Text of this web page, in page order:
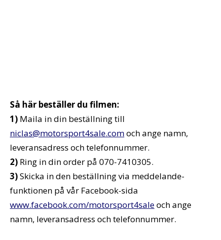
Så här beställer du filmen:
1) Maila in din beställning till
niclas@motorsport4sale.comoch ange namn,
leveransadress och telefonnummer.
2) Ring in din order på 070-7410305.
3)Skicka in den beställning via meddelande-
funktionen på vår Facebook-sida
www.facebook.com/motorsport4saleoch ange
namn, leveransadress och telefonnummer.